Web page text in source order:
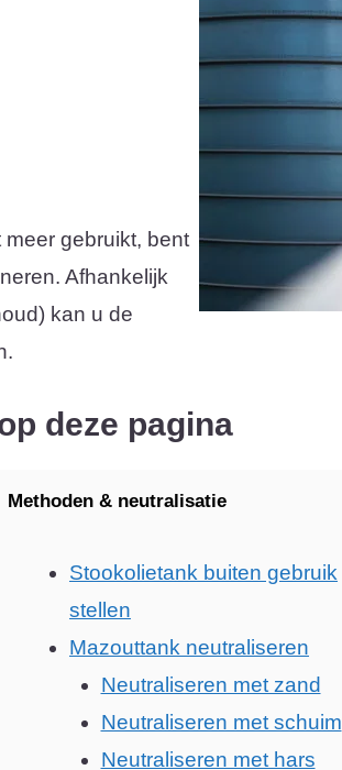
gebruikt, bent
Afhankelijk
kan u de
deze pagina
Methoden & neutralisatie
Stookolietank buiten gebruik
stellen
Mazouttank neutraliseren
Neutraliseren met zand
Neutraliseren met schuim
Neutraliseren met hars